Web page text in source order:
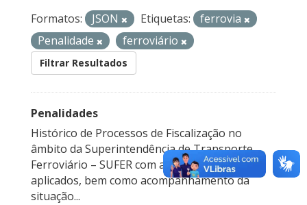
Formatos: JSON Etiquetas:
ferrovia
Penalidade
ferroviário
Filtrar Resultados
Penalidades
Histórico de Processos de Fiscalização no
âmbito da Superintendência de Transporte
Ferroviário – SUFER com autos de infração
aplicados, bem como acompanhamento da
situação...